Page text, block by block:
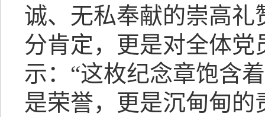
诚、无私奉献的崇高
分肯定，更是对全体
示：“这枚纪念章饱含
是荣誉，更是沉甸甸